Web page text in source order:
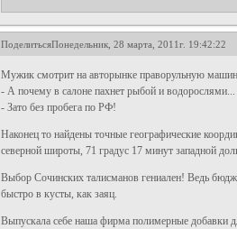
ПоделитьсяПонедельник, 28 марта, 2011г. 19:42:22
Мужик смотрит на авторынке праворульную
- А почему в салоне пахнет рыбой и водорослями...
- Зато без пробега по РФ!
Наконец то найдены точные географические
северной широты, 71 градус 17 минут западной
Выбор Сочинских талисманов гениален! Ведь
быстро в кусты, как заяц.
Выпускала себе наша фирма полимерные